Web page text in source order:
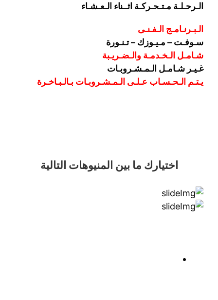
الـرحـلـة مـتـحـركـة اثــناء الـعـشـاء
الـبـرنـامـج الـفـنـى
سـوفـت – مـيـوزك – تـنـورة
شـامـل الـخـدمـة والـضـريـبة
غـيـر شـامـل الـمـشـروبـات
يـتـم الـحـسـاب عـلـى الـمـشـروبـات بـالـبـاخـرة
اختيارك ما بين المنيوهات التالية